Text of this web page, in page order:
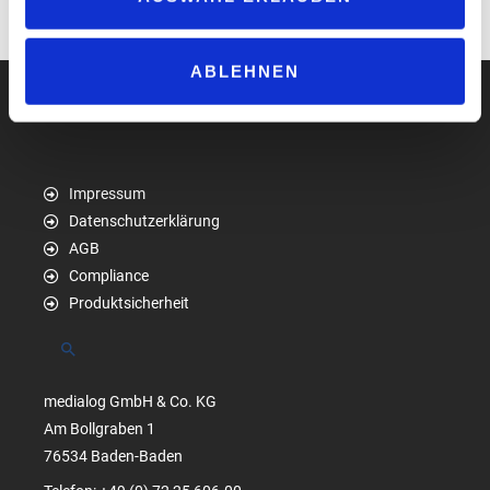
ABLEHNEN
www.vintrica.com/de/kiosk/
Impressum
Datenschutzerklärung
AGB
Compliance
Produktsicherheit
Suchen
medialog GmbH & Co. KG
Am Bollgraben 1
76534 Baden-Baden